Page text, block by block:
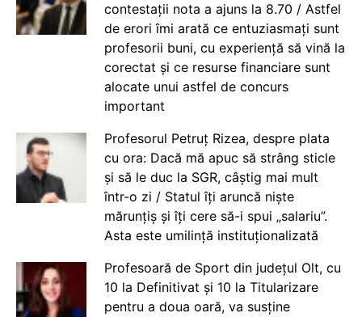
contestații nota a ajuns la 8.70 / Astfel
de erori îmi arată ce entuziasmați sunt
profesorii buni, cu experiență să vină la
corectat și ce resurse financiare sunt
alocate unui astfel de concurs
important
Profesorul Petruț Rizea, despre plata
cu ora: Dacă mă apuc să strâng sticle
și să le duc la SGR, câștig mai mult
într-o zi / Statul îți aruncă niște
mărunțiș și îți cere să-i spui „salariu”.
Asta este umilință instituționalizată
Profesoară de Sport din județul Olt, cu
10 la Definitivat și 10 la Titularizare
pentru a doua oară, va susține